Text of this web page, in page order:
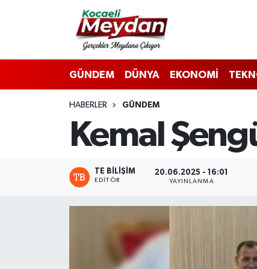
GÜNDEM DÜNYA EKONOMİ
HABERLER GÜNDEM
Kemal
TE BILIŞIM
EDITÖR
20.06.2025 - 16:01
YAYINLANMA
Nöbetçi Eczaneler
Hava Durumu
Trafik Durumu
Süper Lig Puan Durumu ve Fikstür
Tüm Manşetler